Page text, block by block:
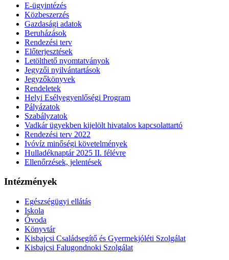
E-ügyintézés
Közbeszerzés
Gazdasági adatok
Beruházások
Rendezési terv
Előterjesztések
Letölthető nyomtatványok
Jegyzői nyilvántartások
Jegyzőkönyvek
Rendeletek
Helyi Esélyegyenlőségi Program
Pályázatok
Szabályzatok
Vadkár ügyekben kijelölt hivatalos kapcsolattartó
Rendezési terv 2022
Ivóvíz minőségi követelmények
Hulladéknaptár 2025 II. félévre
Ellenőrzések, jelentések
Intézmények
Egészségügyi ellátás
Iskola
Óvoda
Könyvtár
Kisbajcsi Családsegítő és Gyermekjóléti Szolgálat
Kisbajcsi Falugondnoki Szolgálat